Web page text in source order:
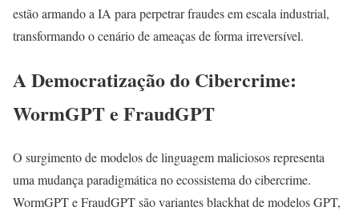
estão armando a IA para perpetrar fraudes em escala industrial,
transformando o cenário de ameaças de forma irreversível.
A Democratização do Cibercrime:
WormGPT e FraudGPT
O surgimento de modelos de linguagem maliciosos representa
uma mudança paradigmática no ecossistema do cibercrime.
WormGPT e FraudGPT são variantes blackhat de modelos GPT,